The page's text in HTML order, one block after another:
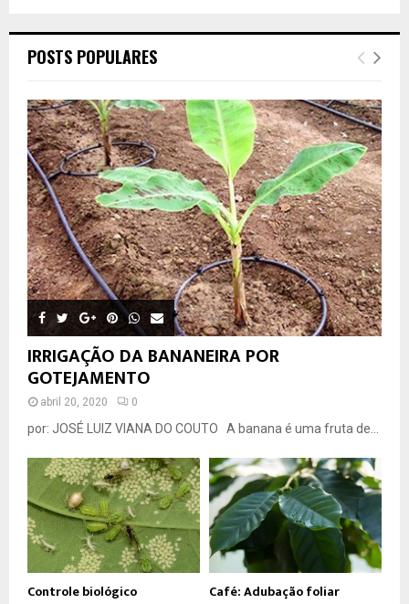
POSTS POPULARES
IRRIGAÇÃO DA BANANEIRA POR
GOTEJAMENTO
abril 20, 2020 0
por: JOSÉ LUIZ VIANA DO COUTO A banana é uma fruta de...
Controle biológico Café: Adubação foliar